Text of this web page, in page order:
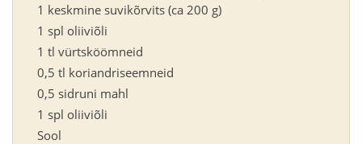
1 keskmine suvikõrvits (ca 200 g)
1 spl oliiviõli
1 tl vürtsköömneid
0,5 tl koriandriseemneid
0,5 sidruni mahl
1 spl oliiviõli
Sool